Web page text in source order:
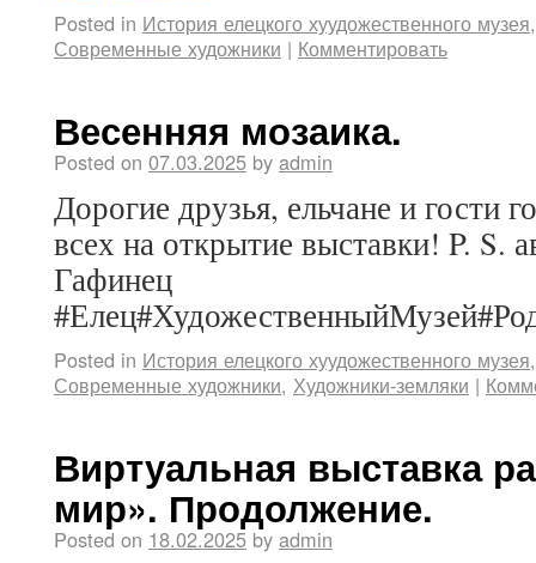
Posted in История елецкого хуудожественного музея
Современные художники | Комментировать
Весенняя мозаика.
Posted on 07.03.2025 by admin
Дорогие друзья, ельчане и гости
всех на открытие выставки! P.
Гафинец
Posted in История елецкого хуудожественного музея
Современные художники, Художники-земляки |
Виртуальная выставка
мир». Продолжение.
Posted on 18.02.2025 by admin